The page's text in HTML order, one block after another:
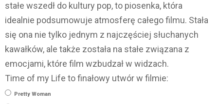
stałe wszedł do kultury pop, to piosenka, która
idealnie podsumowuje atmosferę całego filmu. Stała
się ona nie tylko jednym z najczęściej słuchanych
kawałków, ale także została na stałe związana z
emocjami, które film wzbudzał w widzach.
Time of my Life to finałowy utwór w filmie:
Pretty Woman